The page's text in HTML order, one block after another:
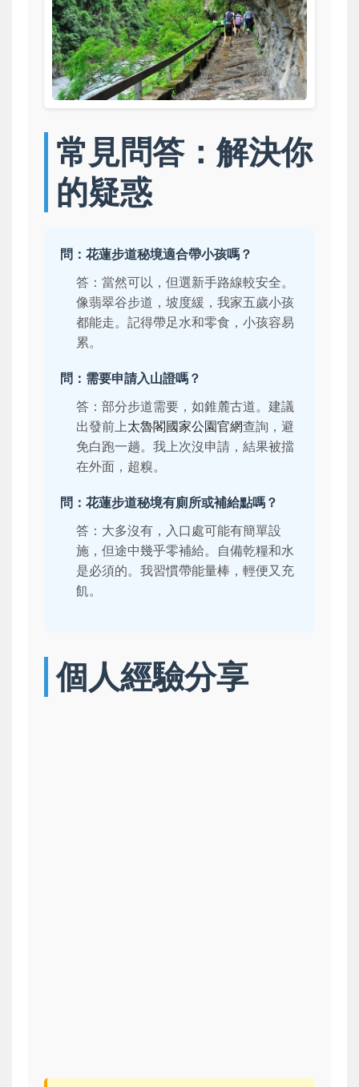
常見問答：解決你
的疑惑
問：花蓮步道秘境適合帶小孩嗎？
答：當然可以，但選新手路線較安全。
像翡翠谷步道，坡度緩，我家五歲小孩
都能走。記得帶足水和零食，小孩容易
累。
問：需要申請入山證嗎？
答：部分步道需要，如錐麓古道。建議
出發前上太魯閣國家公園官網查詢，避
免白跑一趟。我上次沒申請，結果被擋
在外面，超糗。
問：花蓮步道秘境有廁所或補給點嗎？
答：大多沒有，入口處可能有簡單設
施，但途中幾乎零補給。自備乾糧和水
是必須的。我習慣帶能量棒，輕便又充
飢。
個人經驗分享